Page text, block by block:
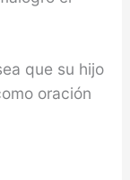
que su hijo
oración